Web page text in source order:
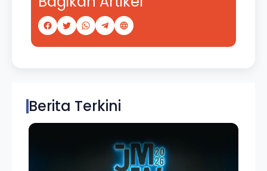
Berita Terkini